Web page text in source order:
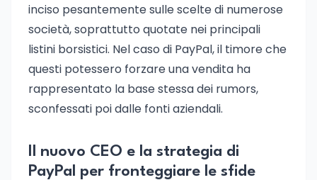
inciso pesantemente sulle scelte di numerose
società, soprattutto quotate nei principali
listini borsistici. Nel caso di PayPal, il timore che
questi potessero forzare una vendita ha
rappresentato la base stessa dei rumors,
sconfessati poi dalle fonti aziendali.
Il nuovo CEO e la strategia di
PayPal per fronteggiare le sfide